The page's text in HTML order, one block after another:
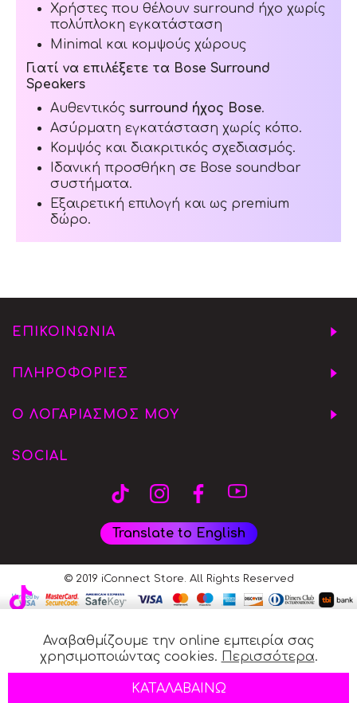
Χρήστες που θέλουν surround ήχο χωρίς
πολύπλοκη εγκατάσταση
Minimal και κομψούς χώρους
Γιατί να επιλέξετε τα Bose Surround
Speakers
Αυθεντικός surround ήχος Bose.
Ασύρματη εγκατάσταση χωρίς κόπο.
Κομψός και διακριτικός σχεδιασμός.
Ιδανική προσθήκη σε Bose soundbar
συστήματα.
Εξαιρετική επιλογή και ως premium
δώρο.
ΕΠΙΚΟΙΝΩΝΙΑ
ΠΛΗΡΟΦΟΡΙΕΣ
Ο ΛΟΓΑΡΙΑΣΜΟΣ ΜΟΥ
SOCIAL
Translate to English
© 2019 iConnect Store. All Rights Reserved
Αναβαθμίζουμε την online εμπειρία σας
χρησιμοποιώντας cookies. Περισσότερα.
ΚΑΤΑΛΑΒΑΙΝΩ